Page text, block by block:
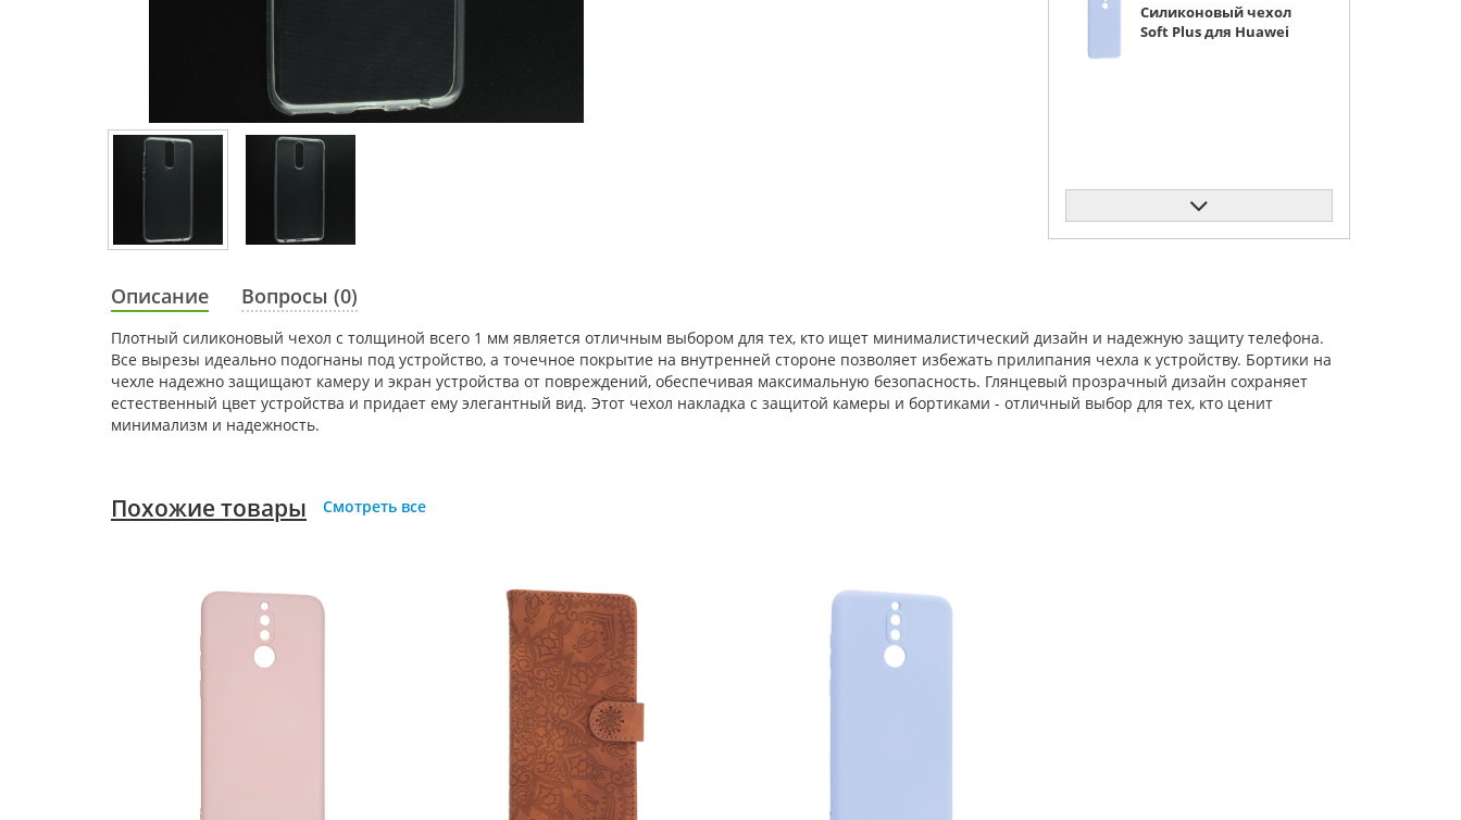
Силиконовый чехол
Soft Plus для Huawei
Описание Вопросы (0)
Плотный силиконовый чехол с толщиной всего 1 мм является отличным выбором для тех, кто ищет минималистический дизайн и надежную защиту телефона.
Все вырезы идеально подогнаны под устройство, а точечное покрытие на внутренней стороне позволяет избежать прилипания чехла к устройству. Бортики на
чехле надежно защищают камеру и экран устройства от повреждений, обеспечивая максимальную безопасность. Глянцевый прозрачный дизайн сохраняет
естественный цвет устройства и придает ему элегантный вид. Этот чехол накладка с защитой камеры и бортиками - отличный выбор для тех, кто ценит
минимализм и надежность.
Похожие товары Смотреть все